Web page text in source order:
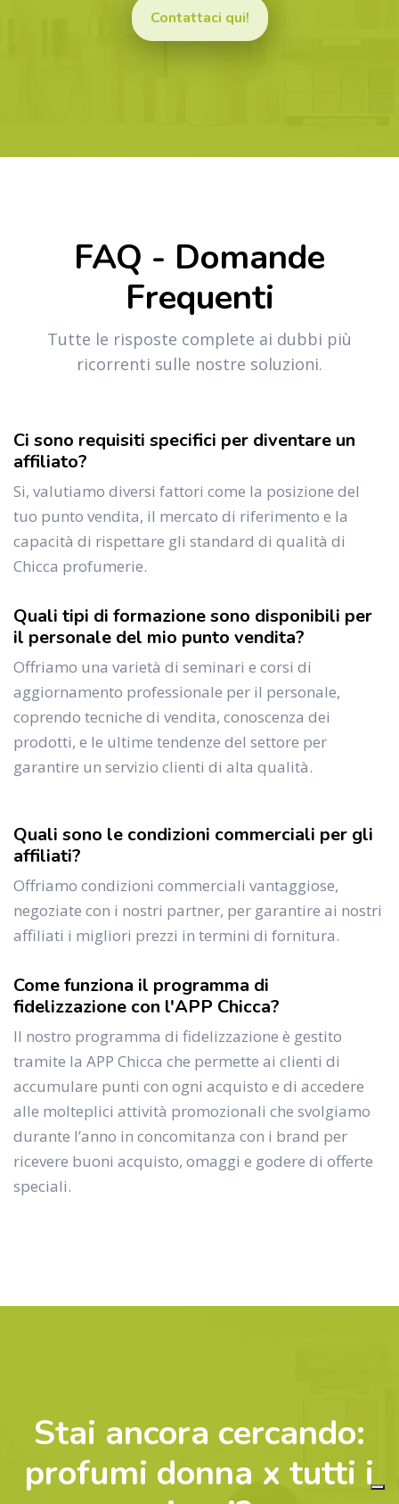
Contattaci qui!
FAQ - Domande
Frequenti
Tutte le risposte complete ai dubbi più
ricorrenti sulle nostre soluzioni.
Ci sono requisiti specifici per diventare un
affiliato?
Si, valutiamo diversi fattori come la posizione del
tuo punto vendita, il mercato di riferimento e la
capacità di rispettare gli standard di qualità di
Chicca profumerie.
Quali tipi di formazione sono disponibili per
il personale del mio punto vendita?
Offriamo una varietà di seminari e corsi di
aggiornamento professionale per il personale,
coprendo tecniche di vendita, conoscenza dei
prodotti, e le ultime tendenze del settore per
garantire un servizio clienti di alta qualità.
Quali sono le condizioni commerciali per gli
affiliati?
Offriamo condizioni commerciali vantaggiose,
negoziate con i nostri partner, per garantire ai nostri
affiliati i migliori prezzi in termini di fornitura.
Come funziona il programma di
fidelizzazione con l'APP Chicca?
Il nostro programma di fidelizzazione è gestito
tramite la APP Chicca che permette ai clienti di
accumulare punti con ogni acquisto e di accedere
alle molteplici attività promozionali che svolgiamo
durante l’anno in concomitanza con i brand per
ricevere buoni acquisto, omaggi e godere di offerte
speciali.
Stai ancora cercando:
profumi donna x tutti i